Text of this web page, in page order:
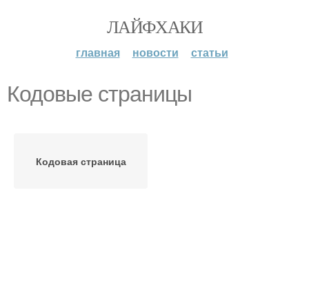
ЛАЙФХАКИ
главная новости статьи
Кодовые страницы
Кодовая страница